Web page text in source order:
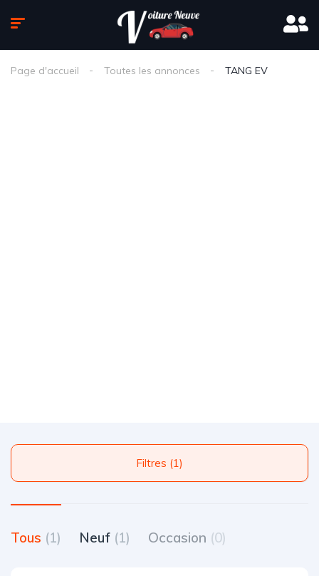
Page d'accueil Toutes les annonces TANG EV
Filtres (1)
Tous (1) Neuf (1) Occasion (0)